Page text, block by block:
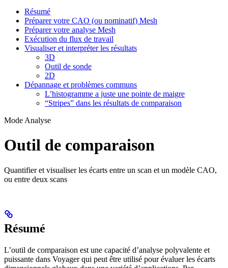
Résumé
Préparer votre CAO (ou nominatif) Mesh
Préparer votre analyse Mesh
Exécution du flux de travail
Visualiser et interpréter les résultats
3D
Outil de sonde
2D
Dépannage et problèmes communs
L’histogramme a juste une pointe de maigre
“Stripes” dans les résultats de comparaison
Mode Analyse
Outil de comparaison
Quantifier et visualiser les écarts entre un scan et un modèle CAO,
ou entre deux scans
Résumé
L’outil de comparaison est une capacité d’analyse polyvalente et
puissante dans Voyager qui peut être utilisé pour évaluer les écarts